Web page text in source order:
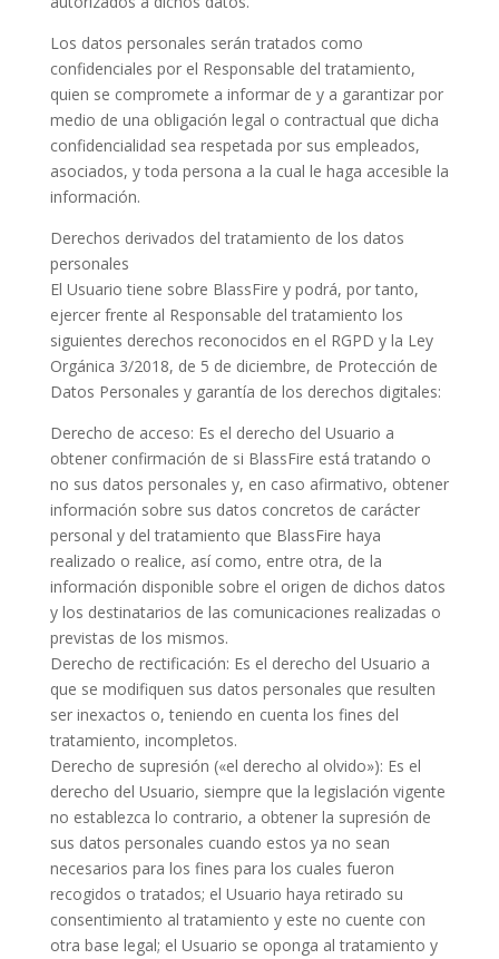
Los datos personales serán tratados como
confidenciales por el Responsable del tratamiento,
quien se compromete a informar de y a garantizar por
medio de una obligación legal o contractual que dicha
confidencialidad sea respetada por sus empleados,
asociados, y toda persona a la cual le haga accesible la
información.
Derechos derivados del tratamiento de los datos
personales
El Usuario tiene sobre BlassFire y podrá, por tanto,
ejercer frente al Responsable del tratamiento los
siguientes derechos reconocidos en el RGPD y la Ley
Orgánica 3/2018, de 5 de diciembre, de Protección de
Datos Personales y garantía de los derechos digitales:
Derecho de acceso: Es el derecho del Usuario a
obtener confirmación de si BlassFire está tratando o
no sus datos personales y, en caso afirmativo, obtener
información sobre sus datos concretos de carácter
personal y del tratamiento que BlassFire haya
realizado o realice, así como, entre otra, de la
información disponible sobre el origen de dichos datos
y los destinatarios de las comunicaciones realizadas o
previstas de los mismos.
Derecho de rectificación: Es el derecho del Usuario a
que se modifiquen sus datos personales que resulten
ser inexactos o, teniendo en cuenta los fines del
tratamiento, incompletos.
Derecho de supresión («el derecho al olvido»): Es el
derecho del Usuario, siempre que la legislación vigente
no establezca lo contrario, a obtener la supresión de
sus datos personales cuando estos ya no sean
necesarios para los fines para los cuales fueron
recogidos o tratados; el Usuario haya retirado su
consentimiento al tratamiento y este no cuente con
otra base legal; el Usuario se oponga al tratamiento y